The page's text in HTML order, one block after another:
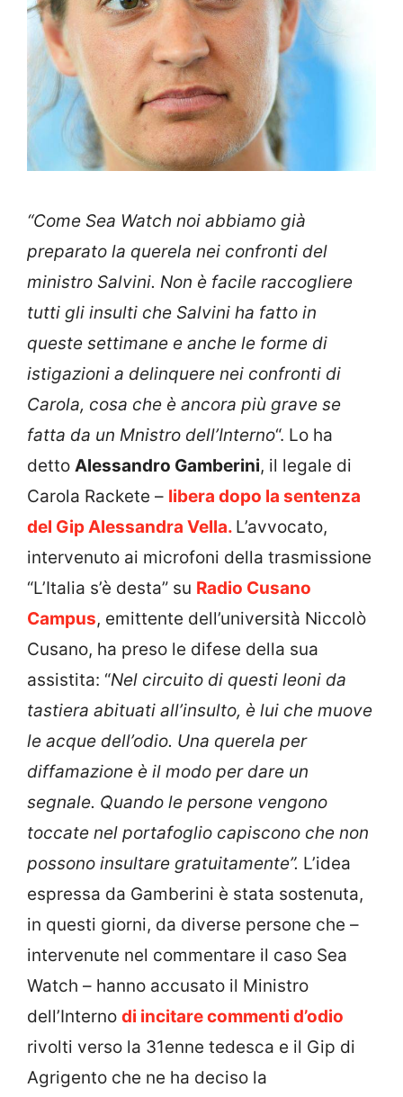
“Come Sea Watch noi abbiamo già
preparato la querela nei confronti del
ministro Salvini. Non è facile raccogliere
tutti gli insulti che Salvini ha fatto in
queste settimane e anche le forme di
istigazioni a delinquere nei confronti di
Carola, cosa che è ancora più grave se
fatta da un Mnistro dell’Interno“. Lo ha
detto Alessandro Gamberini, il legale di
Carola Rackete – libera dopo la sentenza
del Gip Alessandra Vella. L’avvocato,
intervenuto ai microfoni della trasmissione
“L’Italia s’è desta” su Radio Cusano
Campus, emittente dell’università Niccolò
Cusano, ha preso le difese della sua
assistita: “Nel circuito di questi leoni da
tastiera abituati all’insulto, è lui che muove
le acque dell’odio. Una querela per
diffamazione è il modo per dare un
segnale. Quando le persone vengono
toccate nel portafoglio capiscono che non
possono insultare gratuitamente”. L’idea
espressa da Gamberini è stata sostenuta,
in questi giorni, da diverse persone che –
intervenute nel commentare il caso Sea
Watch – hanno accusato il Ministro
dell’Interno di incitare commenti d’odio
rivolti verso la 31enne tedesca e il Gip di
Agrigento che ne ha deciso la